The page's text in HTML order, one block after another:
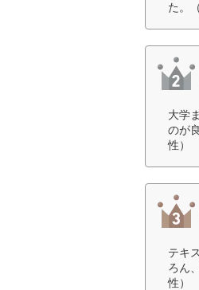
た。
大学
のが
性）
テキ
ろん
性）